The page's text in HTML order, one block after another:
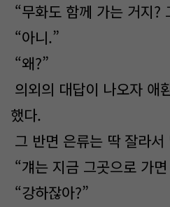
“무화도 함께 가는 거지?
“아니.”
“왜?”
의외의 대답이 나오자 애
했다.
그 반면 은류는 딱 잘라서
“걔는 지금 그곳으로 가
“강하잖아?”